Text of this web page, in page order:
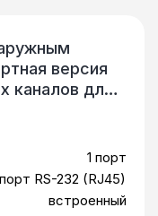
версия
каналов для
сервером
ECP500M
1 порт
RS-232 (RJ45)
встроенный